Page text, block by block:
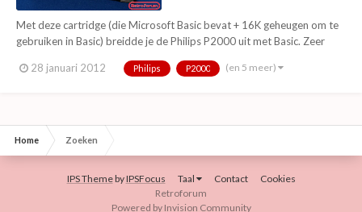
Met deze cartridge (die Microsoft Basic bevat + 16K geheugen om te
gebruiken in Basic) breidde je de Philips P2000 uit met Basic. Zeer
zonder deze module.
28 januari 2012 Philips P2000 (en 5 meer)
Home Zoeken
IPS ThemebyIPSFocus Taal Contact
Cookies
Retroforum
Powered by Invision Community